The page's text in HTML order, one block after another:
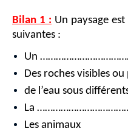
Bilan 1 : Un paysage
suivantes :
Un
Des roches visibles ou
de l’eau sous
La
Les animaux